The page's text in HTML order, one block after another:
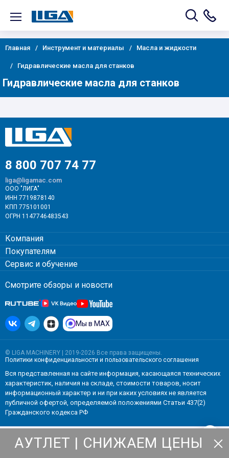
Главная Инструмент и материалы Масла и жидкости
Гидравлические масла для станков
Гидравлические масла для станков
8 800 707 74 77
liga@ligamac.com
ООО "ЛИГА"
ИНН 7719878140
КПП 775101001
ОГРН 1147746483543
Компания
Покупателям
Сервис и обучение
Смотрите обзоры и новости
Мы в MAX
© LIGA MACHINERY | 2019-2026 Все права защищены.
Политики конфиденциальности и пользовательского соглашения
Вся представленная на сайте информация, касающаяся технических
характеристик, наличия на складе, стоимости товаров, носит
информационный характер и ни при каких условиях не является
публичной офертой, определяемой положениями Статьи 437(2)
Гражданского кодекса РФ
АУТЛЕТ | СНИЖАЕМ ЦЕНЫ